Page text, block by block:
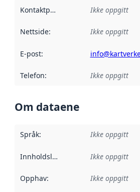
Kontaktpunkt Ikke oppgitt
Nettside: Ikke oppgitt
E-post:
Telefon: Ikke oppgitt
Om dataene
Språk: Ikke oppgitt
Innholdsleverandører :
Ikke oppgitt
Opphav: Ikke oppgitt